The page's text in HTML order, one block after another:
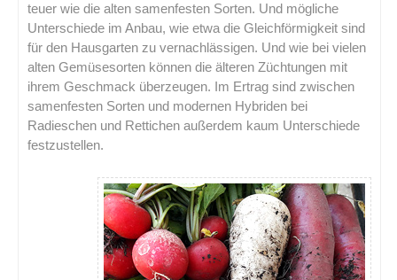
teuer wie die alten samenfesten Sorten. Und mögliche
Unterschiede im Anbau, wie etwa die Gleichförmigkeit sind
für den Hausgarten zu vernachlässigen. Und wie bei vielen
alten Gemüsesorten können die älteren Züchtungen mit
ihrem Geschmack überzeugen. Im Ertrag sind zwischen
samenfesten Sorten und modernen Hybriden bei
Radieschen und Rettichen außerdem kaum Unterschiede
festzustellen.